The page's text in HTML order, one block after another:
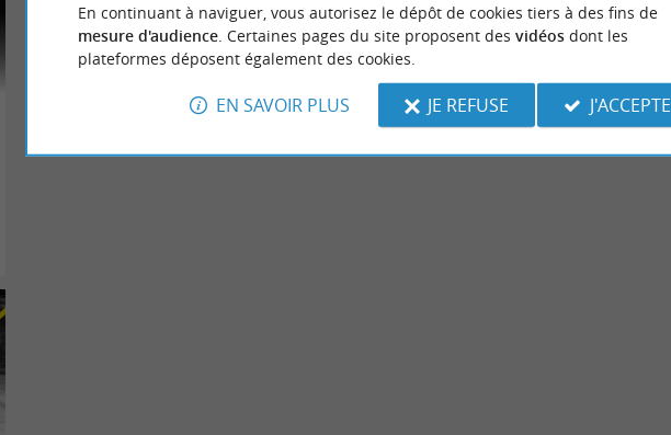
En continuant à naviguer, vous autorisez le dépôt de cookies tiers à des fins de
mesure d'audience. Certaines pages du site proposent des vidéosdont les
plateformes déposent également des cookies.
EN SAVOIR PLUS JE REFUSE J'ACCEPTE